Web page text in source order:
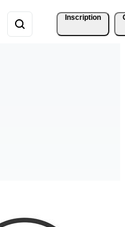
Inscription